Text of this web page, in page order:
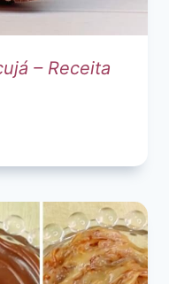
– Receita